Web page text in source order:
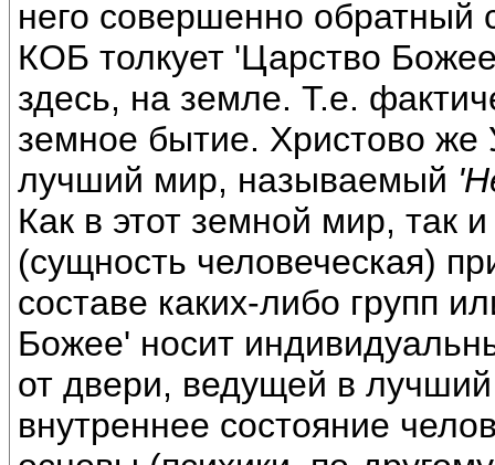
него совершенно
КОБ толкует 'Царство
здесь, на земле. Т.е.
земное бытие. Христово же
лучший мир, называемый
Как в этот земной мир, так
(сущность человеческая)
составе каких-либо групп
Божее' носит
от двери, ведущей в
внутреннее состояние